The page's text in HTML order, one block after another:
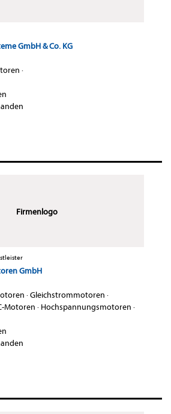
GmbH & Co. KG
·
Firmenlogo
GmbH
·Gleichstrommotoren ·
Motoren · Hochspannungsmotoren ·